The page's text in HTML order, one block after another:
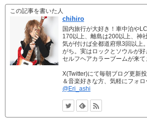
この記事を書いた人
chihiro
国内旅行が大好き！車中泊や
170以上、離島は200以上、神
気が付けば全都道府県3回以上
がち。実はロックとソウルが
セルフヘアカラーブームが来て
X(Twitter)にて毎朝ブログ更新
＆音楽好きな方、気軽にフォ
@Eri_ashi